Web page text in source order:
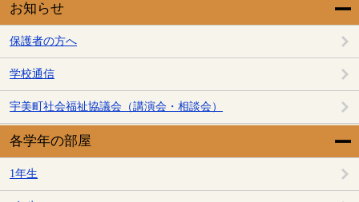
お知らせ
保護者の方へ
学校通信
宇美町社会福祉協議会（講演会・相談会）
各学年の部屋
1年生